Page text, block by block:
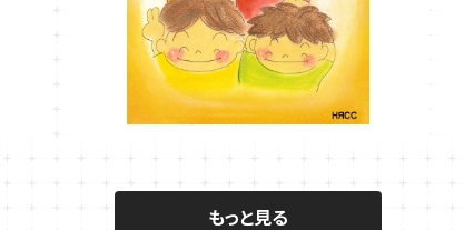
もっと見る